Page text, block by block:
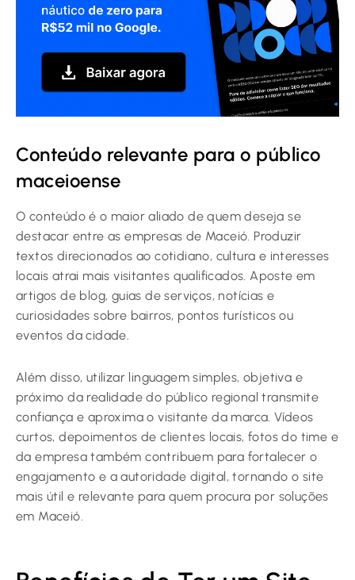
Conteúdo relevante para o público
maceioense
O conteúdo é o maior aliado de quem deseja se
destacar entre as empresas de Maceió. Produzir
textos direcionados ao cotidiano, cultura e interesses
locais atrai mais visitantes qualificados. Aposte em
artigos de blog, guias de serviços, notícias e
curiosidades sobre bairros, pontos turísticos ou
eventos da cidade.
Além disso, utilizar linguagem simples, objetiva e
próximo da realidade do público regional transmite
confiança e aproxima o visitante da marca. Vídeos
curtos, depoimentos de clientes locais, fotos do time e
da empresa também contribuem para fortalecer o
engajamento e a autoridade digital, tornando o site
mais útil e relevante para quem procura por soluções
em Maceió.